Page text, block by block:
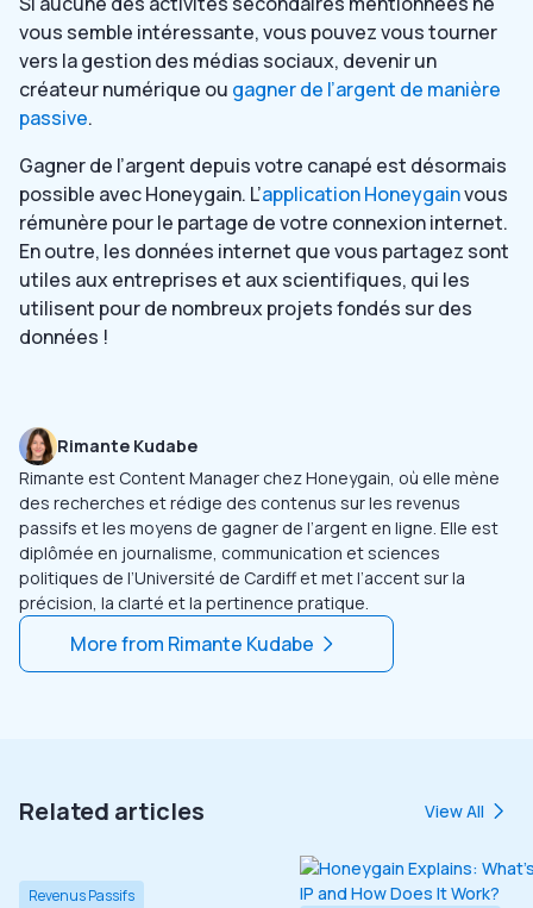
vous semble intéressante, vous pouvez vous tourner
vers la gestion des médias sociaux, devenir un
créateur numérique ou gagner de l’argent de manière
passive.
Gagner de l’argent depuis votre canapé est désormais
possible avec Honeygain. L’application Honeygainvous
rémunère pour le partage de votre connexion internet.
En outre, les données internet que vous partagez sont
utiles aux entreprises et aux scientifiques, qui les
utilisent pour de nombreux projets fondés sur des
données !
Rimante Kudabe
Rimante est Content Manager chez Honeygain, où elle mène
des recherches et rédige des contenus sur les revenus
passifs et les moyens de gagner de l’argent en ligne. Elle est
diplômée en journalisme, communication et sciences
politiques de l’Université de Cardiff et met l’accent sur la
précision, la clarté et la pertinence pratique.
More from Rimante Kudabe
Related articles View All
Revenus Passifs